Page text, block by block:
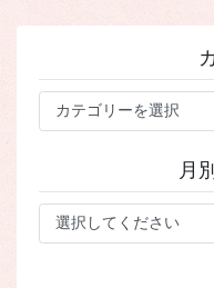
ー
ジ
送
テ
ー
月